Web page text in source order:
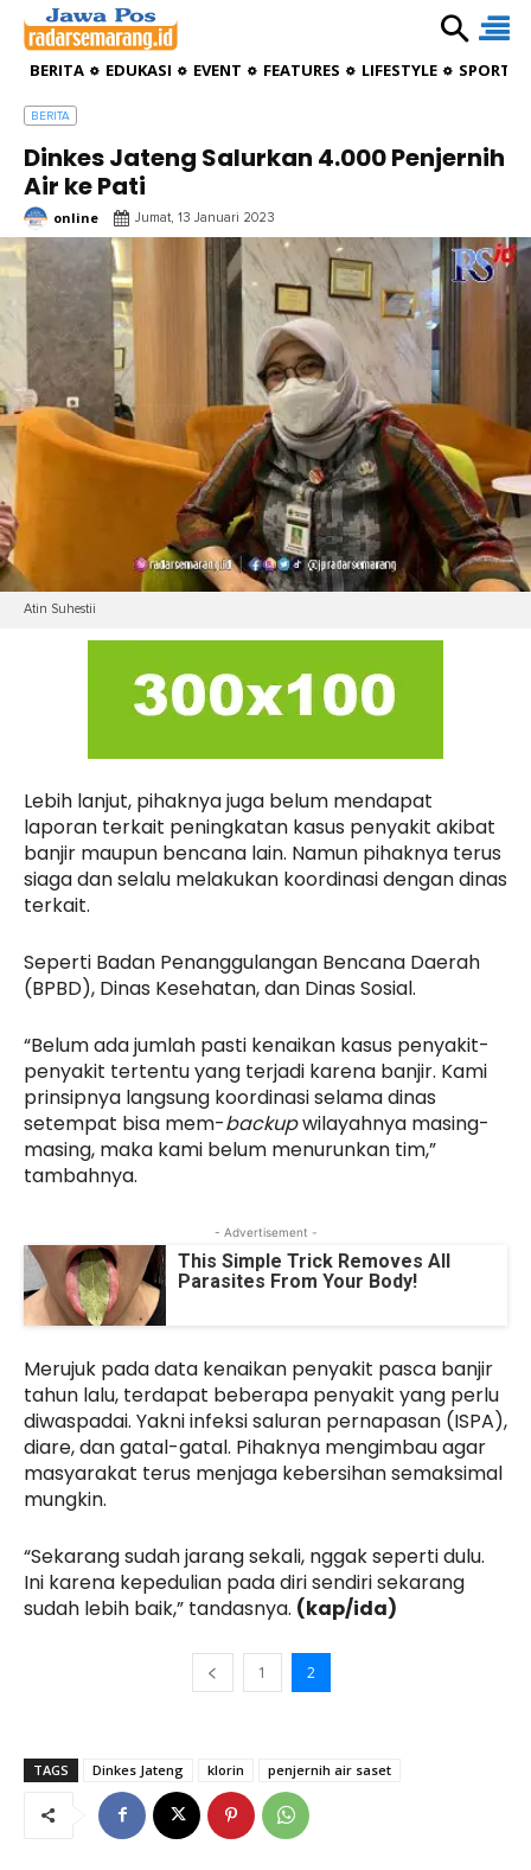
BERITA EDUKASI EVENT FEATURES LIFESTYLE
BERITA
Dinkes Jateng Salurkan 4.000 Penjernih
Air ke Pati
online Jumat, 13 Januari 2023
Atin Suhestii
Lebih lanjut, pihaknya juga belum mendapat
laporan terkait peningkatan kasus penyakit akibat
banjir maupun bencana lain. Namun pihaknya terus
siaga dan selalu melakukan koordinasi dengan dinas
terkait.
Seperti Badan Penanggulangan Bencana Daerah
(BPBD), Dinas Kesehatan, dan Dinas Sosial.
“Belum ada jumlah pasti kenaikan kasus penyakit-
penyakit tertentu yang terjadi karena banjir. Kami
prinsipnya langsung koordinasi selama dinas
setempat bisa mem-backupwilayahnya masing-
masing, maka kami belum menurunkan tim,”
tambahnya.
- Advertisement -
This Simple Trick Removes All
Parasites From Your Body!
Merujuk pada data kenaikan penyakit pasca banjir
tahun lalu, terdapat beberapa penyakit yang perlu
diwaspadai. Yakni infeksi saluran pernapasan (ISPA),
diare, dan gatal-gatal. Pihaknya mengimbau agar
masyarakat terus menjaga kebersihan semaksimal
mungkin.
“Sekarang sudah jarang sekali, nggak seperti dulu.
Ini karena kepedulian pada diri sendiri sekarang
sudah lebih baik,” tandasnya. (kap/ida)
1 2
TAGS Dinkes Jateng klorin penjernih air saset